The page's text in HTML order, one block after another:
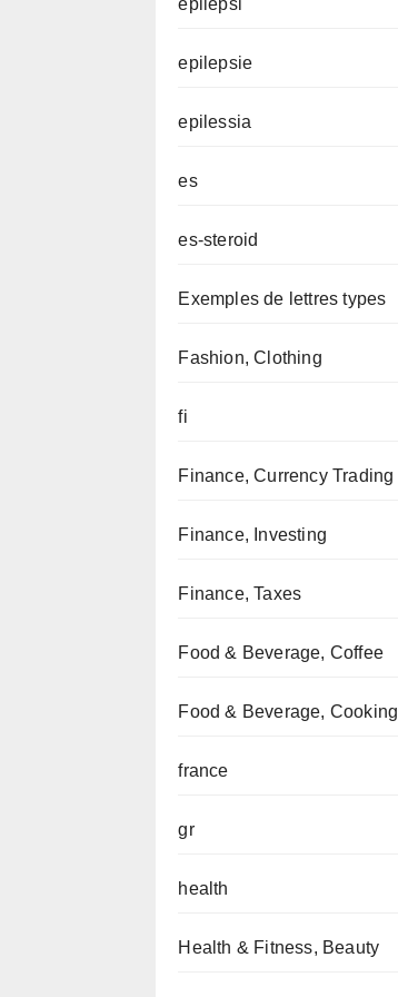
epilepsi
epilepsie
epilessia
es
es-steroid
Exemples de lettres types
Fashion, Clothing
fi
Finance, Currency Trading
Finance, Investing
Finance, Taxes
Food & Beverage, Coffee
Food & Beverage, Cooking
france
gr
health
Health & Fitness, Beauty